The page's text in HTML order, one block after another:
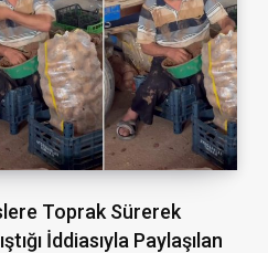
Toprak Sürerek
İddiasıyla Paylaşılan